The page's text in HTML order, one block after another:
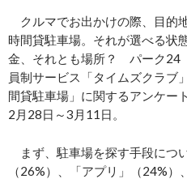
クルマでお出かけの際、目的
時間貸駐車場。それが選べる状
金、それとも場所？ パーク24
員制サービス「タイムズクラブ
間貸駐車場」に関するアンケー
2月28日～3月11日。
まず、駐車場を探す手段につ
（26%）、「アプリ」（24%）